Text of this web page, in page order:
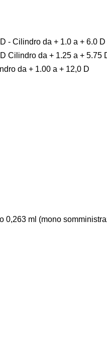
- Cilindro da + 1.0 a + 6.0 D
Cilindro da + 1.25 a + 5.75
da + 1.00 a + 12,0 D
0,263 ml (mono